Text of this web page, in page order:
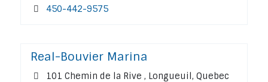
450-442-9575
Real-Bouvier Marina
101 Chemin de la Rive , Longueuil, Quebec